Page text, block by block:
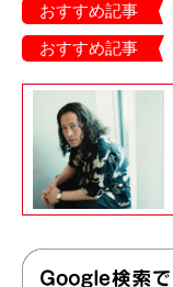
おすすめ記事
おすすめ記事